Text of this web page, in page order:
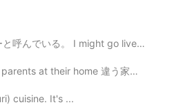
live on Twitter later! There is a town e...
台所を使う時に料理を作ることがち...
cuisine. It's ...